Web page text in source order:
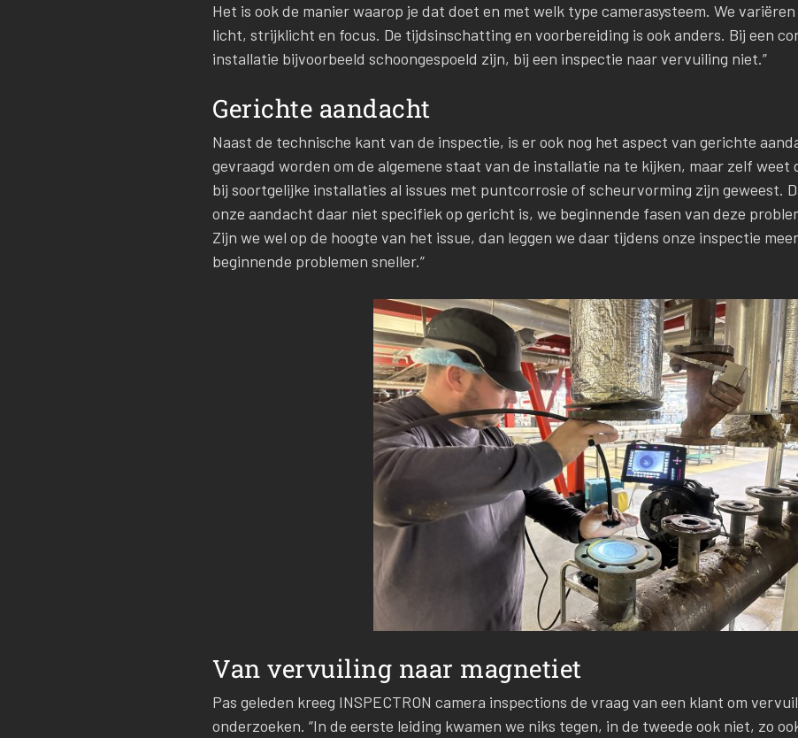
Het is ook de manier waarop je dat doet en met welk type camerasysteem. We
licht, strijklicht en focus. De tijdsinschatting en voorbereiding is ook anders. Bij een
installatie bijvoorbeeld schoongespoeld zijn, bij een inspectie naar vervuiling niet.”
Gerichte aandacht
Naast de technische kant van de inspectie, is er ook nog het aspect van gerichte
gevraagd worden om de algemene staat van de installatie na te kijken, maar zelf
bij soortgelijke installaties al issues met puntcorrosie of scheurvorming zijn geweest.
onze aandacht daar niet specifiek op gericht is, we beginnende fasen van deze
Zijn we wel op de hoogte van het issue, dan leggen we daar tijdens onze inspectie
beginnende problemen sneller.”
Van vervuiling naar magnetiet
Pas geleden kreeg INSPECTRON camera inspections de vraag van een klant om
onderzoeken. “In de eerste leiding kwamen we niks tegen, in de tweede ook niet, zo